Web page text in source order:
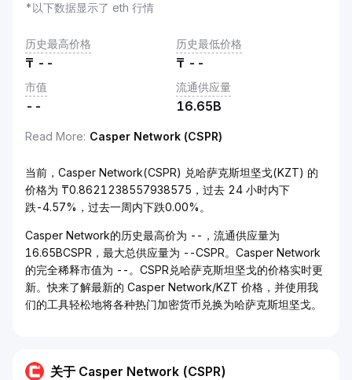
*以下数据显示了 eth 行情
历史最高价格
₸ --
历史最低价格
₸ --
市值
--
流通供应量
16.65B
Read More: Casper Network (CSPR)
当前，Casper Network(CSPR) 兑哈萨克斯坦坚戈(KZT) 的
价格为 ₸0.8621238557938575，过去 24 小时内下
跌-4.57%，过去一周内下跌0.00%。
Casper Network的历史最高价为 --，流通供应量为
16.65BCSPR，最大总供应量为 --CSPR。Casper Network
的完全稀释市值为 --。CSPR兑哈萨克斯坦坚戈的价格实时更
新。快来了解最新的 Casper Network/KZT 价格，并使用我
们的工具轻松地将各种热门加密货币兑换为哈萨克斯坦坚戈。
关于 Casper Network (CSPR)